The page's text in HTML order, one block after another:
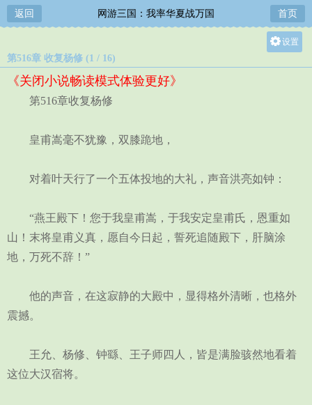
返回 网游三国：我率华夏战万国 首页
设置
第516章 收复杨修 (1 / 16)
《关闭小说畅读模式体验更好》
第516章收复杨修
皇甫嵩毫不犹豫，双膝跪地，
对着叶天行了一个五体投地的大礼，声音洪亮如钟：
“燕王殿下！您于我皇甫嵩，于我安定皇甫氏，恩重如
山！末将皇甫义真，愿自今日起，誓死追随殿下，肝脑涂
地，万死不辞！”
他的声音，在这寂静的大殿中，显得格外清晰，也格外
震撼。
王允、杨修、钟繇、王子师四人，皆是满脸骇然地看着
这位大汉宿将。